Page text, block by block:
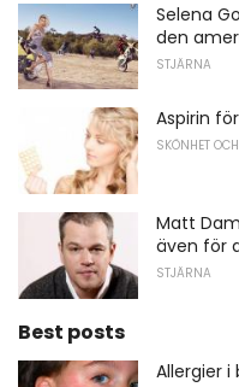
Selena
den
STJÄRNA
Aspirin
SKÖNHET
Matt
även för
STJÄRNA
Best posts
Allergier